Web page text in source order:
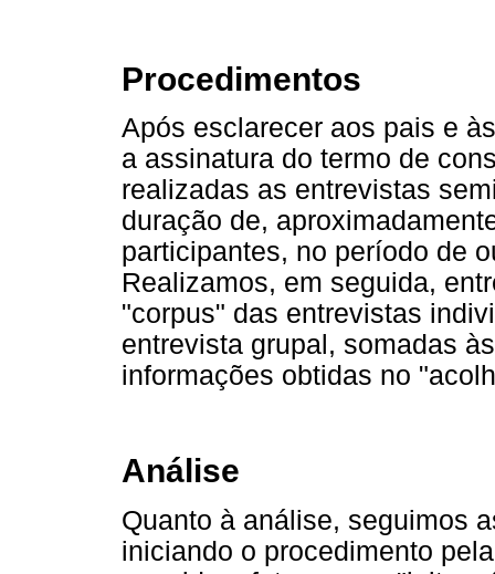
Procedimentos
Após esclarecer aos pais e
a assinatura do termo de
realizadas as entrevistas
duração de,
participantes, no período de
Realizamos, em seguida,
"corpus" das entrevistas
entrevista grupal, somadas
informações obtidas no
Análise
Quanto à análise, seguimos
iniciando o procedimento